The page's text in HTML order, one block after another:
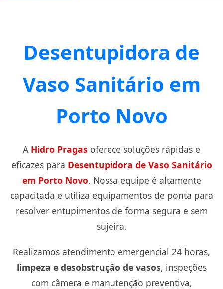
Desentupidora de Vaso Sanitário em Porto Novo
Desentupidora de
Vaso Sanitário em
Porto Novo
A Hidro Pragas oferece soluções rápidas e
eficazes para Desentupidora de Vaso Sanitário
em Porto Novo. Nossa equipe é altamente
capacitada e utiliza equipamentos de ponta para
resolver entupimentos de forma segura e sem
sujeira.
Realizamos atendimento emergencial 24 horas,
limpeza e desobstrução de vasos, inspeções
com câmera e manutenção preventiva,